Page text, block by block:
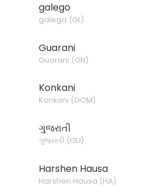
galego
galego (GL)
Guarani
Guarani (GN)
Konkani
Konkani (GOM)
ગુજરાતી
ગુજરાતી (GU)
Harshen Hausa
Harshen Hausa (HA)